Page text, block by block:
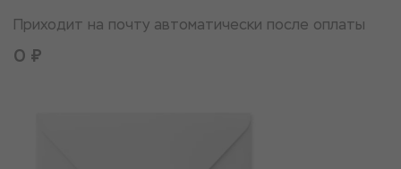
Приходит на почту автоматически после оплаты
0 ₽